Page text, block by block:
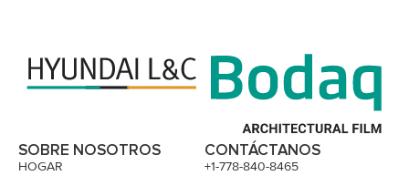
SOBRE NOSOTROS
HOGAR
CONTÁCTANOS
+1-778-840-8465